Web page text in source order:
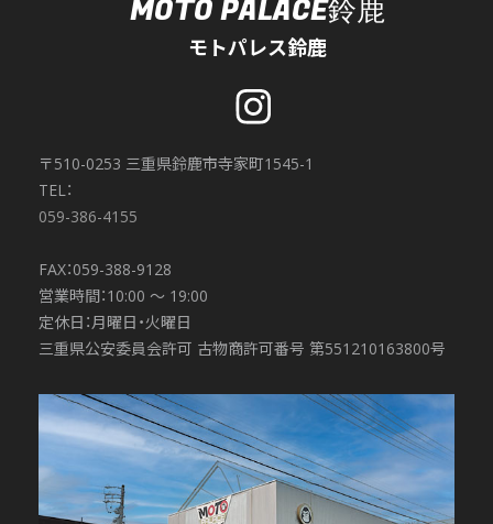
MOTO PALACE鈴鹿
モトパレス鈴鹿
〒510-0253 三重県鈴鹿市寺家町1545-1
TEL：
059-386-4155
FAX：059-388-9128
営業時間：10:00 〜 19:00
定休日：月曜日・火曜日
三重県公安委員会許可 古物商許可番号 第551210163800号